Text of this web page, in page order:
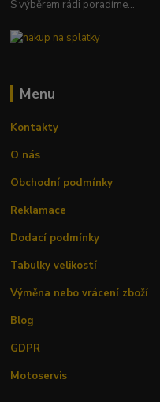
S výběrem rádi poradíme...
Menu
Kontakty
O nás
Obchodní podmínky
Reklamace
Dodací podmínky
Tabulky velikostí
Výměna nebo vrácení zboží
Blog
GDPR
Motoservis